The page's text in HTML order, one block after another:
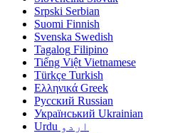
Srpski Serbian
Suomi Finnish
Svenska Swedish
Tagalog Filipino
Tiếng Việt Vietnamese
Türkçe Turkish
Ελληνικά Greek
Русский Russian
Український Ukrainian
اردو Urdu